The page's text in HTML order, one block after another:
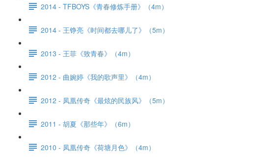
2014 - TFBOYS《青春修炼手册》（4m）
2014 - 王铮亮《时间都去哪儿了》（5m）
2013 - 王菲《致青春》（4m）
2012 - 曲婉婷《我的歌声里》（4m）
2012 - 凤凰传奇《最炫的民族风》（5m）
2011 - 胡夏《那些年》（6m）
2010 - 凤凰传奇《荷塘月色》（4m）